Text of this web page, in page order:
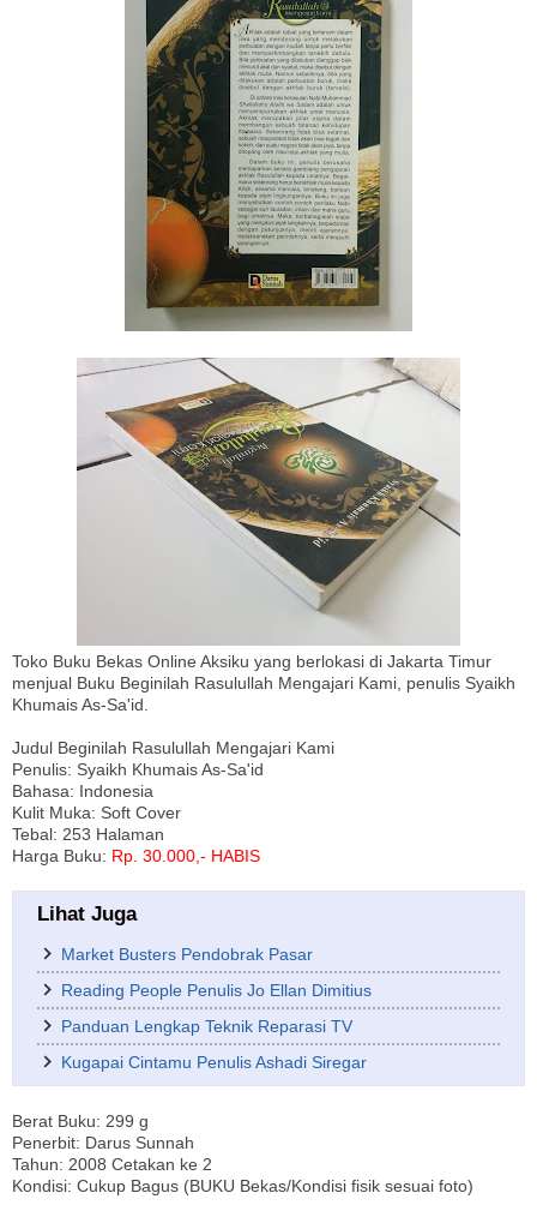
Toko Buku Bekas Online Aksiku yang berlokasi di Jakarta Timur
menjual Buku Beginilah Rasulullah Mengajari Kami, penulis Syaikh
Khumais As-Sa'id.
Judul Beginilah Rasulullah Mengajari Kami
Penulis: Syaikh Khumais As-Sa'id
Bahasa: Indonesia
Kulit Muka: Soft Cover
Tebal: 253 Halaman
Harga Buku: Rp. 30.000,- HABIS
Lihat Juga
Market Busters Pendobrak Pasar
Reading People Penulis Jo Ellan Dimitius
Panduan Lengkap Teknik Reparasi TV
Kugapai Cintamu Penulis Ashadi Siregar
Berat Buku: 299 g
Penerbit: Darus Sunnah
Tahun: 2008 Cetakan ke 2
Kondisi: Cukup Bagus (BUKU Bekas/Kondisi fisik sesuai foto)